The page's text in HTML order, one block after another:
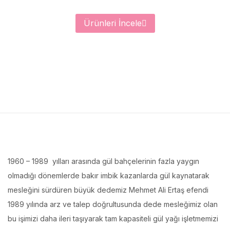
Ürünleri İncele
1960 – 1989 yılları arasında gül bahçelerinin fazla yaygın
olmadığı dönemlerde bakır imbik kazanlarda gül kaynatarak
mesleğini sürdüren büyük dedemiz Mehmet Ali Ertaş efendi
1989 yılında arz ve talep doğrultusunda dede mesleğimiz olan
bu işimizi daha ileri taşıyarak tam kapasiteli gül yağı işletmemizi